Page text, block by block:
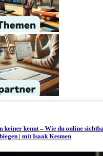
keiner kennt – Wie du online
| mit Isaak Kesmen